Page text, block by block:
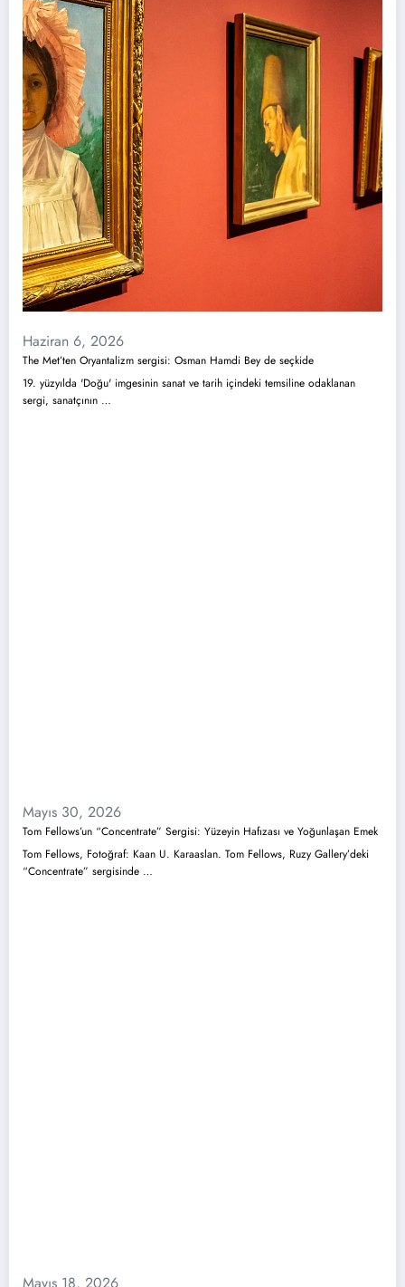
Haziran 6, 2026
The Met’ten Oryantalizm sergisi: Osman Hamdi Bey de seçkide
19. yüzyılda 'Doğu' imgesinin sanat ve tarih içindeki temsiline odaklanan
sergi, sanatçının …
Mayıs 30, 2026
Tom Fellows’un “Concentrate” Sergisi: Yüzeyin Hafızası ve Yoğunlaşan Emek
Tom Fellows, Fotoğraf: Kaan U. Karaaslan. Tom Fellows, Ruzy Gallery’deki
“Concentrate” sergisinde …